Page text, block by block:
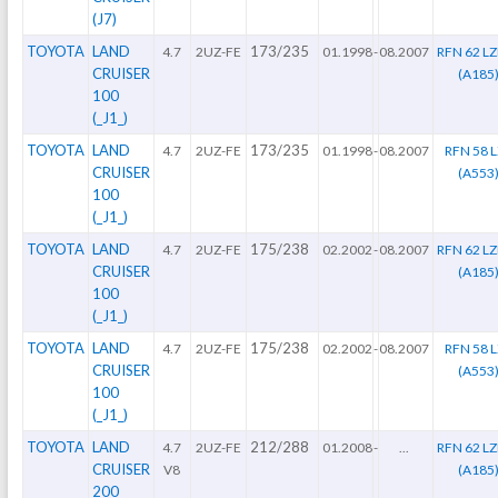
(J7)
TOYOTA LAND
CRUISER
100
(_J1_)
4.7 2UZ-FE 173/235 01.1998-08.2007 RFN 62
TOYOTA LAND
CRUISER
100
(_J1_)
4.7 2UZ-FE 173/235 01.1998-08.2007
RFN 58
TOYOTA LAND
CRUISER
100
(_J1_)
4.7 2UZ-FE 175/238 02.2002-08.2007 RFN 62
TOYOTA LAND
CRUISER
100
(_J1_)
4.7 2UZ-FE 175/238 02.2002-08.2007
RFN 58
TOYOTA LAND
CRUISER
200
4.7
V8
2UZ-FE 212/288 01.2008-
RFN 62